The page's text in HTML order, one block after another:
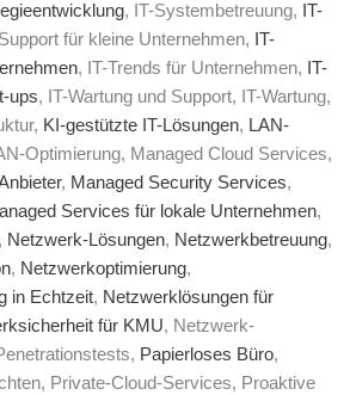
, IT-Systembetreuung, IT-
für kleine Unternehmen, IT-
, IT-Trends für Unternehmen, IT-
ups, IT-Wartung und Support, IT-Wartung,
KI-gestützte IT-Lösungen, LAN-
Optimierung, Managed Cloud Services,
, Managed Security Services,
Services für lokale Unternehmen,
, Netzwerk-Lösungen, Netzwerkbetreuung,
, Netzwerkoptimierung,
in Echtzeit, Netzwerklösungen für
für KMU, Netzwerk-
Papierloses Büro,
Private-Cloud-Services, Proaktive